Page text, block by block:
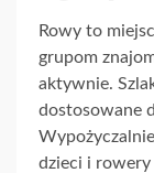
Rowy to
grupom
aktywnie.
dostosowane
dzieci i